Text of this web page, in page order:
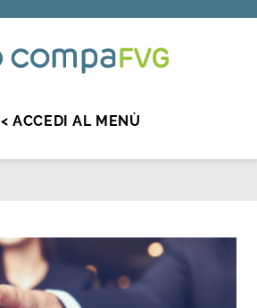
< ACCEDI AL MENÙ